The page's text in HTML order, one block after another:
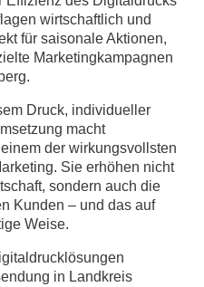
wirtschaftlich und
für saisonale Aktionen,
Marketingkampagnen
Druck, individueller
macht
der wirkungsvollsten
Sie erhöhen nicht
sondern auch die
Kunden – und das auf
Weise.
in Landkreis